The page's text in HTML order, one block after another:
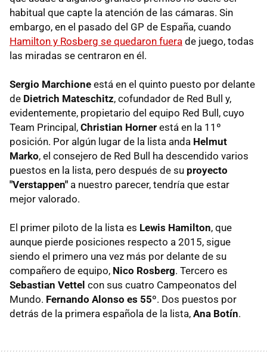
habitual que capte la atención de las cámaras. Sin
embargo, en el pasado del GP de España, cuando
Hamilton y Rosberg se quedaron fuera de juego, todas
las miradas se centraron en él.
Sergio Marchione está en el quinto puesto por delante
de Dietrich Mateschitz, cofundador de Red Bull y,
evidentemente, propietario del equipo Red Bull, cuyo
Team Principal, Christian Horner está en la 11º
posición. Por algún lugar de la lista anda Helmut
Marko, el consejero de Red Bull ha descendido varios
puestos en la lista, pero después de su proyecto
"Verstappen" a nuestro parecer, tendría que estar
mejor valorado.
El primer piloto de la lista es Lewis Hamilton, que
aunque pierde posiciones respecto a 2015, sigue
siendo el primero una vez más por delante de su
compañero de equipo, Nico Rosberg. Tercero es
Sebastian Vettel con sus cuatro Campeonatos del
Mundo. Fernando Alonso es 55º. Dos puestos por
detrás de la primera española de la lista, Ana Botín.